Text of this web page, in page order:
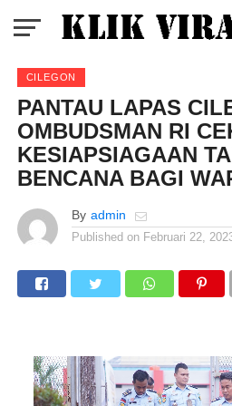
CILEGON
PANTAU LAPAS
OMBUDSMAN RI
KESIAPSIAGAAN
BENCANA BAGI
By admin
Published on Februari 22,